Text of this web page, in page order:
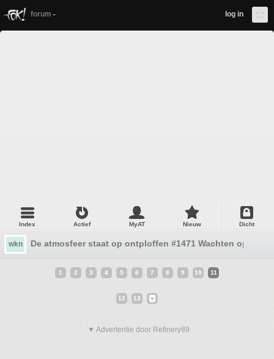
forum log in
Index Actief MyAT Nieuw Dicht
wkn De atmosfeer staat op ontploffen #1471 Wachten op
1 2 3 4 5 6 7 8 9 10 11
12 13
▼ Advertentie door Refinery89